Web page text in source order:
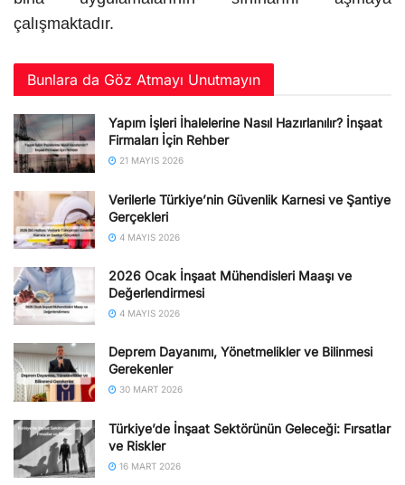
çalışmaktadır.
Bunlara da Göz Atmayı Unutmayın
Yapım İşleri İhalelerine Nasıl Hazırlanılır? İnşaat
Firmaları İçin Rehber
21 MAYIS 2026
Verilerle Türkiye’nin Güvenlik Karnesi ve Şantiye
Gerçekleri
4 MAYIS 2026
2026 Ocak İnşaat Mühendisleri Maaşı ve
Değerlendirmesi
4 MAYIS 2026
Deprem Dayanımı, Yönetmelikler ve Bilinmesi
Gerekenler
30 MART 2026
Türkiye’de İnşaat Sektörünün Geleceği: Fırsatlar
ve Riskler
16 MART 2026